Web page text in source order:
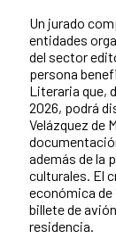
Un jurado
entidades
del sector
persona
Literaria que,
2026, podrá
Velázquez de
además de la
culturales. El
económica de
billete de
residencia.